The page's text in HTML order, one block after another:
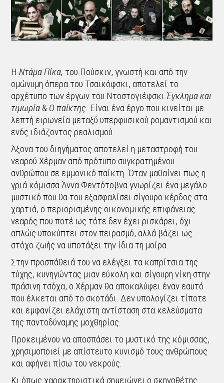
ΗΝτάμα Πίκα, του Πούσκιν, γνωστή και από την
ομώνυμη όπερα του Τσαϊκόφσκι, αποτελεί το
αρχέτυπο των έργων του ΝτοστογιέφσκιΈγκλημα και
τιμωρία & Ο παίκτης. Είναι ένα έργο που κινείται με
λεπτή ειρωνεία μεταξύ υπερφυσικού ρομαντισμού και
ενός ιδιάζοντος ρεαλισμού.
Άξονα του διηγήματος αποτελεί η μεταστροφή του
νεαρού Χέρμαν από πρότυπο συγκρατημένου
ανθρώπου σε εμμονικό παίκτη. Όταν μαθαίνει πως η
γριά κόμισσα Άννα Φεντότοβνα γνωρίζει ένα μεγάλο
μυστικό που θα του εξασφαλίσει σίγουρο κέρδος στα
χαρτιά, ο περιορισμένης οικονομικής επιφάνειας
νεαρός που ποτέ ως τότε δεν έχει ρισκάρει, όχι
απλώς υποκύπτει στον πειρασμό, αλλά βάζει ως
στόχο ζωής να υποτάξει την ίδια τη μοίρα.
Στην προσπάθειά του να ελέγξει τα καπρίτσια της
τύχης, κυνηγώντας μιαν εύκολη και σίγουρη νίκη στην
πράσινη τσόχα, ο Χέρμαν θα αποκαλύψει έναν εαυτό
που έλκεται από το σκοτάδι. Δεν υπολογίζει τίποτε
και εμφανίζει ελάχιστη αντίσταση στα κελεύσματα
της παντοδύναμης μοχθηρίας.
Προκειμένου να αποσπάσει το μυστικό της κόμισσας,
χρησιμοποιεί με απίστευτο κυνισμό τους ανθρώπους
και αφήνει πίσω του νεκρούς.
Κι όπως χαρακτηριστικά σημειώνει ο σκηνοθέτης